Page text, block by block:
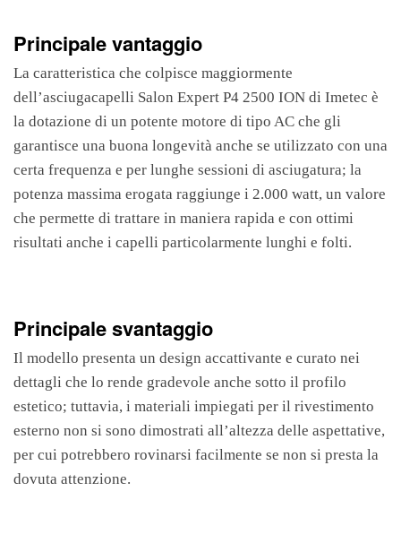
Principale vantaggio
La caratteristica che colpisce maggiormente
dell’asciugacapelli Salon Expert P4 2500 ION di Imetec è
la dotazione di un potente motore di tipo AC che gli
garantisce una buona longevità anche se utilizzato con una
certa frequenza e per lunghe sessioni di asciugatura; la
potenza massima erogata raggiunge i 2.000 watt, un valore
che permette di trattare in maniera rapida e con ottimi
risultati anche i capelli particolarmente lunghi e folti.
Principale svantaggio
Il modello presenta un design accattivante e curato nei
dettagli che lo rende gradevole anche sotto il profilo
estetico; tuttavia, i materiali impiegati per il rivestimento
esterno non si sono dimostrati all’altezza delle aspettative,
per cui potrebbero rovinarsi facilmente se non si presta la
dovuta attenzione.